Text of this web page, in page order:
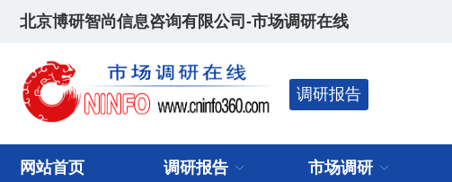
北京博研智尚信息咨询有限公司-市场调研在线
调研报告
网站首页 调研报告 市场调研